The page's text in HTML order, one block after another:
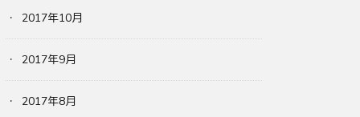
2017年10月
2017年9月
2017年8月